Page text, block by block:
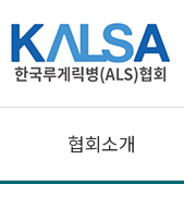
협회소개